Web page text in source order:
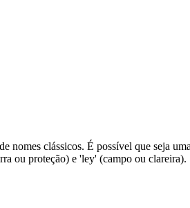
clássicos. É possível que seja
ou proteção) e 'ley' (campo ou clareira).